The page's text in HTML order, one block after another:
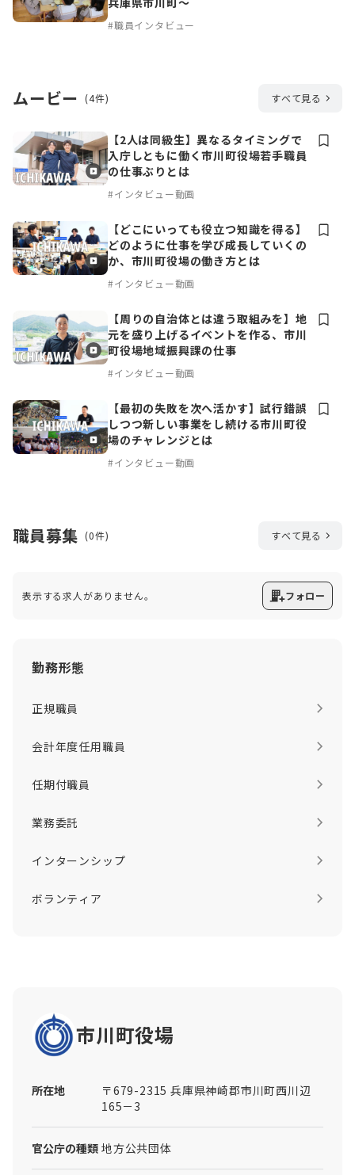
#職員インタビュー
ムービー (4件) すべて見る
【2人は同級生】異なるタイミングで
入庁しともに働く市川町役場若手職員
の仕事ぶりとは
#インタビュー動画
【どこにいっても役立つ知識を得る】
どのように仕事を学び成長していくの
か、市川町役場の働き方とは
#インタビュー動画
【周りの自治体とは違う取組みを】地
元を盛り上げるイベントを作る、市川
町役場地域振興課の仕事
#インタビュー動画
【最初の失敗を次へ活かす】試行錯誤
しつつ新しい事業をし続ける市川町役
場のチャレンジとは
#インタビュー動画
職員募集 (0件) すべて見る
勤務形態
正規職員
会計年度任用職員
任期付職員
業務委託
インターンシップ
ボランティア
表示する求人がありません。 フォロー
市川町役場
所在地
〒679-2315 兵庫県神崎郡市川町西川辺
165－3
官公庁の種類 地方公共団体